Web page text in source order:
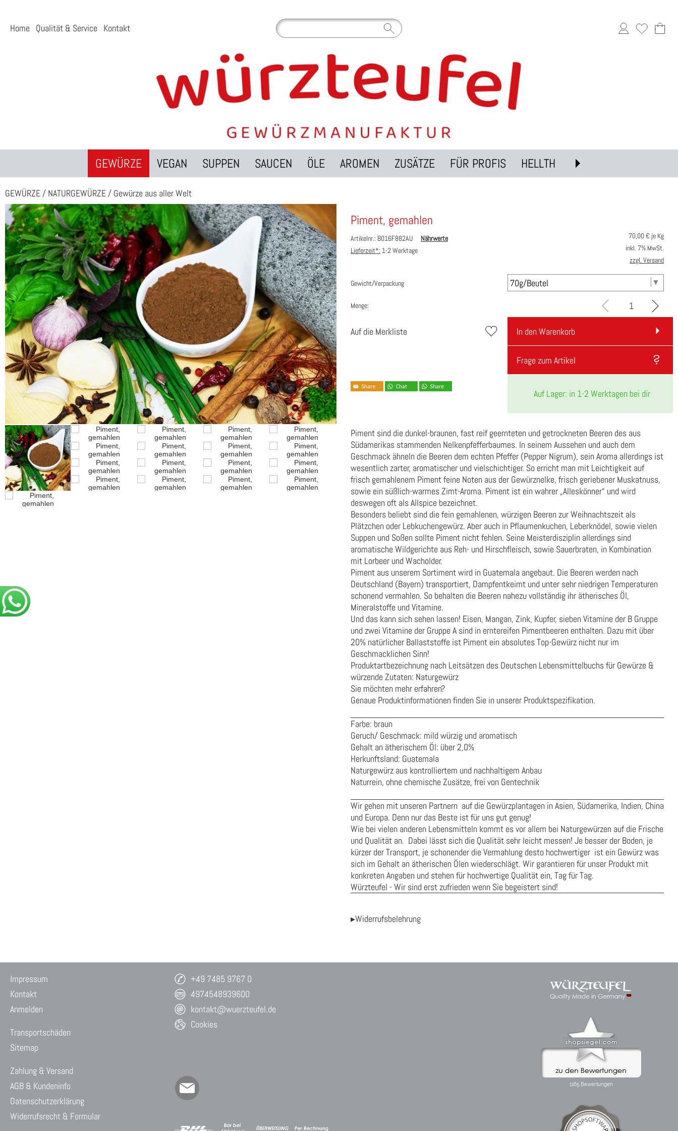
Home Qualität & Service Kontakt
GEWÜRZE VEGAN SUPPEN SAUCEN ÖLE AROMEN ZUSÄTZE FÜR PROFIS HELLTH
GEWÜRZE / NATURGEWÜRZE / Gewürze aus aller Welt
Piment, gemahlen
Artikelnr.: B016F882AU
Nährwerte
Lieferzeit*: 1-2 Werktage
70,00€ je Kg
inkl. 7% MwSt.
zzgl. Versand
Gewicht/Verpackung
Menge:
Auf die Merkliste In den Warenkorb
Frage zum Artikel
Auf Lager: in 1-2 Werktagen bei dir
Piment sind die dunkel-braunen, fast reif geernteten und getrockneten Beeren des aus
Südamerikas stammenden Nelkenpfefferbaumes. In seinem Aussehen und auch dem
Geschmack ähneln die Beeren dem echten Pfeffer (Pepper Nigrum), sein Aroma allerdings ist
wesentlich zarter, aromatischer und vielschichtiger. So erricht man mit Leichtigkeit auf
frisch gemahlenem Piment feine Noten aus der Gewürznelke, frisch geriebener Muskatnuss,
sowie ein süßlich-warmes Zimt-Aroma. Piment ist ein wahrer „Alleskönner“ und wird
deswegen oft als Allspice bezeichnet.
Besonders beliebt sind die fein gemahlenen, würzigen Beeren zur Weihnachtszeit als
Plätzchen oder Lebkuchengewürz. Aber auch in Pflaumenkuchen, Leberknödel, sowie vielen
Suppen und Soßen sollte Piment nicht fehlen. Seine Meisterdisziplin allerdings sind
aromatische Wildgerichte aus Reh- und Hirschfleisch, sowie Sauerbraten, in Kombination
mit Lorbeer und Wacholder.
Piment aus unserem Sortiment wird in Guatemala angebaut. Die Beeren werden nach
Deutschland (Bayern) transportiert, Dampfentkeimt und unter sehr niedrigen Temperaturen
schonend vermahlen. So behalten die Beeren nahezu vollständig ihr ätherisches Öl,
Mineralstoffe und Vitamine.
Und das kann sich sehen lassen! Eisen, Mangan, Zink, Kupfer, sieben Vitamine der B Gruppe
und zwei Vitamine der Gruppe A sind in erntereifen Pimentbeeren enthalten. Dazu mit über
20% natürlicher Ballaststoffe ist Piment ein absolutes Top-Gewürz nicht nur im
Geschmacklichen Sinn!
Produktartbezeichnung nach Leitsätzen des Deutschen Lebensmittelbuchs für Gewürze &
würzende Zutaten: Naturgewürz
Sie möchten mehr erfahren?
Genaue Produktinformationen finden Sie in unserer Produktspezifikation.
Farbe: braun
Geruch/ Geschmack: mild würzig und aromatisch
Gehalt an ätherischem Öl: über 2,0%
Herkunftsland: Guatemala
Naturgewürz aus kontrolliertem und nachhaltigem Anbau
Naturrein, ohne chemische Zusätze, frei von Gentechnik
Wir gehen mit unseren Partnern auf die Gewürzplantagen in Asien, Südamerika, Indien, China
und Europa. Denn nur das Beste ist für uns gut genug!
Wie bei vielen anderen Lebensmitteln kommt es vor allem bei Naturgewürzen auf die Frische
und Qualität an. Dabei lässt sich die Qualität sehr leicht messen! Je besser der Boden, je
kürzer der Transport, je schonender die Vermahlung desto hochwertiger ist ein Gewürz was
sich im Gehalt an ätherischen Ölen wiederschlägt. Wir garantieren für unser Produkt mit
konkreten Angaben und stehen für hochwertige Qualität ein, Tag für Tag.
Würzteufel - Wir sind erst zufrieden wenn Sie begeistert sind!
▸Widerrufsbelehrung
Impressum
Kontakt
Anmelden
Transportschäden
Sitemap
Zahlung & Versand
AGB & Kundeninfo
Datenschutzerklärung
Widerrufsrecht & Formular
+49 7485 9767 0
4974548939600
kontakt@wuerzteufel.de
Cookies